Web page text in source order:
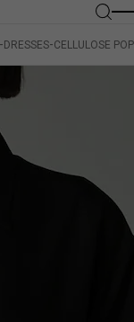
DRESSES CELLULOSE